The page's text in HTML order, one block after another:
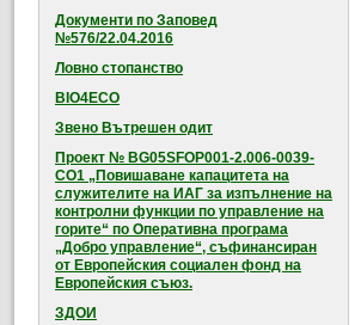
Документи по Заповед
№576/22.04.2016
Ловно стопанство
BIO4ECO
Звено Вътрешен одит
Проект № BG05SFOP001-2.006-0039-
CO1 „Повишаване капацитета на
служителите на ИАГ за изпълнение на
контролни функции по управление на
горите“ по Оперативна програма
„Добро управление“, съфинансиран
от Европейския социален фонд на
Европейския съюз.
ЗДОИ